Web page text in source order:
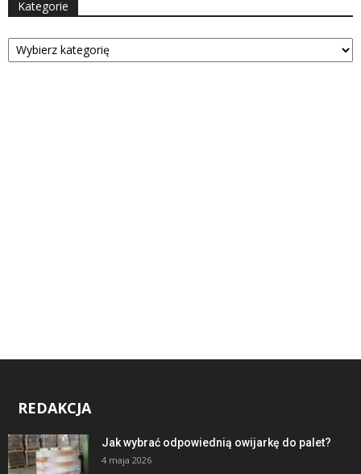
Kategorie
Kategorie
REDAKCJA
Jak wybrać odpowiednią owijarkę do palet?
4 maja 2026